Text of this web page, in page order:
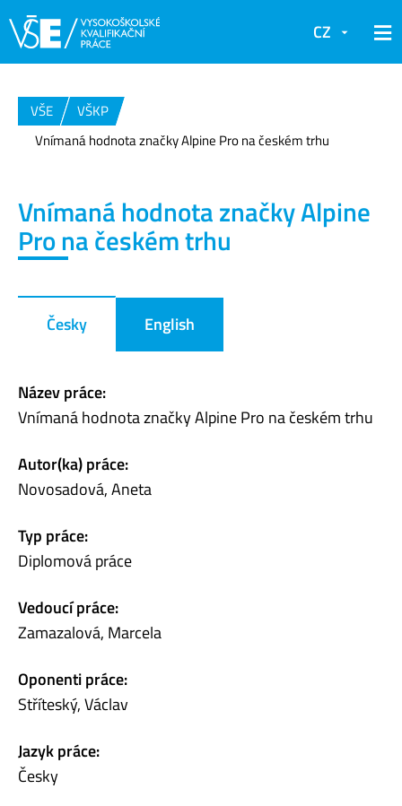
CZ
VŠE
VŠKP
Vnímaná hodnota značky Alpine Pro na českém trhu
Vnímaná hodnota značky Alpine
Pro na českém trhu
Česky English
Název práce:
Vnímaná hodnota značky Alpine Pro na českém trhu
Autor(ka) práce:
Novosadová, Aneta
Typ práce:
Diplomová práce
Vedoucí práce:
Zamazalová, Marcela
Oponenti práce:
Stříteský, Václav
Jazyk práce:
Česky